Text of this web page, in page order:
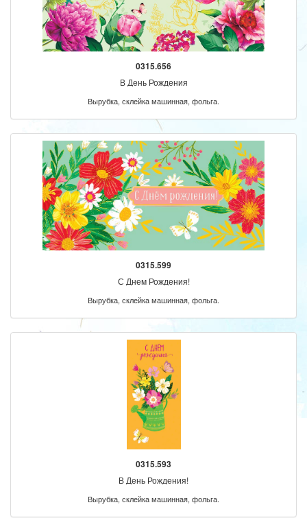
0315.656
В День Рождения
Вырубка, склейка машинная, фольга.
0315.599
С Днем Рождения!
Вырубка, склейка машинная, фольга.
0315.593
В День Рождения!
Вырубка, склейка машинная, фольга.